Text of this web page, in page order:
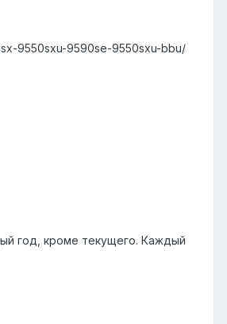
9550sxu-9590se-9550sxu-bbu/
год, кроме текущего. Каждый